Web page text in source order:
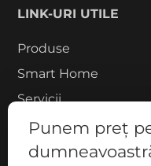
LINK-URI UTILE
Produse
Smart Home
Servicii
Proiecte
Despre noi
Punem preț